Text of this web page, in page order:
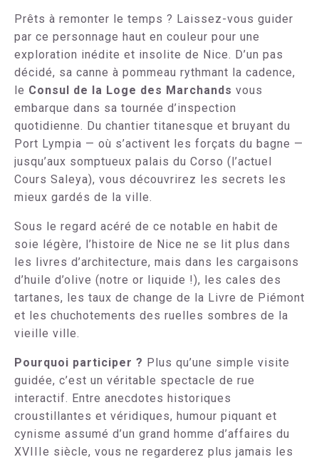
Prêts à remonter le temps ? Laissez-vous guider
par ce personnage haut en couleur pour une
exploration inédite et insolite de Nice. D’un pas
décidé, sa canne à pommeau rythmant la cadence,
le Consul de la Loge des Marchands vous
embarque dans sa tournée d’inspection
quotidienne. Du chantier titanesque et bruyant du
Port Lympia — où s’activent les forçats du bagne —
jusqu’aux somptueux palais du Corso (l’actuel
Cours Saleya), vous découvrirez les secrets les
mieux gardés de la ville.
Sous le regard acéré de ce notable en habit de
soie légère, l’histoire de Nice ne se lit plus dans
les livres d’architecture, mais dans les cargaisons
d’huile d’olive (notre or liquide !), les cales des
tartanes, les taux de change de la Livre de Piémont
et les chuchotements des ruelles sombres de la
vieille ville.
Pourquoi participer ? Plus qu’une simple visite
guidée, c’est un véritable spectacle de rue
interactif. Entre anecdotes historiques
croustillantes et véridiques, humour piquant et
cynisme assumé d’un grand homme d’affaires du
XVIIIe siècle, vous ne regarderez plus jamais les